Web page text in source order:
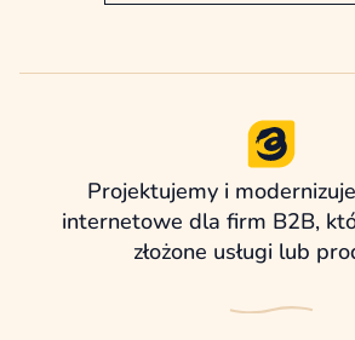
Projektujemy i
internetowe dla firm B2B,
złożone usługi lub